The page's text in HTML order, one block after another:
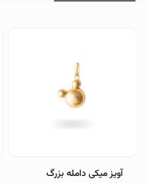
آویز میکی دامله بزرگ